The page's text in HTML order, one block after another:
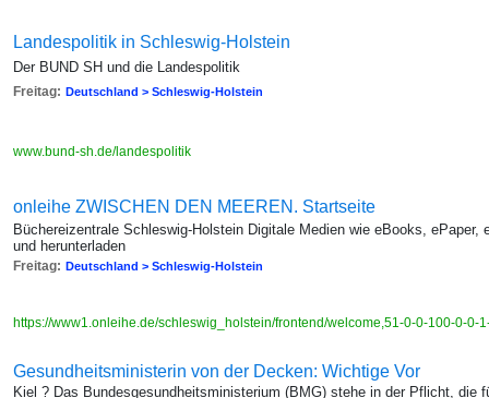
Landespolitik in Schleswig-Holstein
Der BUND SH und die Landespolitik
Freitag: Deutschland > Schleswig-Holstein
www.bund-sh.de/landespolitik
onleihe ZWISCHEN DEN MEEREN. Startseite
Büchereizentrale Schleswig-Holstein Digitale Medien wie eBooks,
und herunterladen
Freitag: Deutschland > Schleswig-Holstein
https://www1.onleihe.de/schleswig_holstein/frontend/welcome,51-0-0-100-0-0-
Gesundheitsministerin von der Decken: Wichtige Vor
Kiel ? Das Bundesgesundheitsministerium (BMG) stehe in der Pflicht, die